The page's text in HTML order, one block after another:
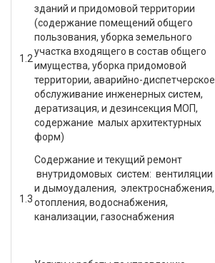
1.2
зданий и придомовой территории
(содержание помещений общего
пользования, уборка земельного
участка входящего в состав общего
имущества, уборка придомовой
территории, аварийно-диспетчерское
обслуживание инженерных систем,
дератизация, и дезинсекция МОП,
содержание малых архитектурных
форм)
1.3
Содержание и текущий ремонт
внутридомовых систем: вентиляции
и дымоудаления, электроснабжения,
отопления, водоснабжения,
канализации, газоснабжения